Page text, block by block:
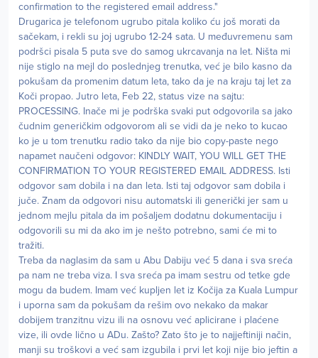
confirmation to the registered email address."
Drugarica je telefonom ugrubo pitala koliko ću još morati da
sačekam, i rekli su joj ugrubo 12-24 sata. U međuvremenu sam
podršci pisala 5 puta sve do samog ukrcavanja na let. Ništa mi
nije stiglo na mejl do poslednjeg trenutka, već je bilo kasno da
pokušam da promenim datum leta, tako da je na kraju taj let za
Koči propao. Jutro leta, Feb 22, status vize na sajtu:
PROCESSING. Inače mi je podrška svaki put odgovorila sa jako
čudnim generičkim odgovorom ali se vidi da je neko to kucao
ko je u tom trenutku radio tako da nije bio copy-paste nego
napamet naučeni odgovor: KINDLY WAIT, YOU WILL GET THE
CONFIRMATION TO YOUR REGISTERED EMAIL ADDRESS. Isti
odgovor sam dobila i na dan leta. Isti taj odgovor sam dobila i
juče. Znam da odgovori nisu automatski ili generički jer sam u
jednom mejlu pitala da im pošaljem dodatnu dokumentaciju i
odgovorili su mi da ako im je nešto potrebno, sami će mi to
tražiti.
Treba da naglasim da sam u Abu Dabiju već 5 dana i sva sreća
pa nam ne treba viza. I sva sreća pa imam sestru od tetke gde
mogu da budem. Imam već kupljen let iz Kočija za Kuala Lumpur
i uporna sam da pokušam da rešim ovo nekako da makar
dobijem tranzitnu vizu ili na osnovu već aplicirane i plaćene
vize, ili ovde lično u ADu. Zašto? Zato što je to najjeftiniji način,
manji su troškovi a već sam izgubila i prvi let koji nije bio jeftin a